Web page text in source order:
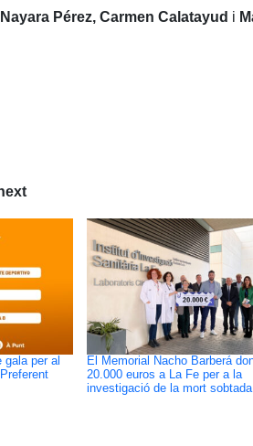
Nayara Pérez, Carmen Calatayud i
per al
El Memorial Nacho Barberá
20.000 euros a La Fe per a la
investigació de la mort sobtada